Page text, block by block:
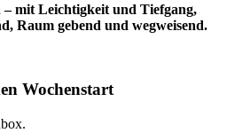
– mit Leichtigkeit und Tiefgang,
Raum gebend und wegweisend.
Wochenstart